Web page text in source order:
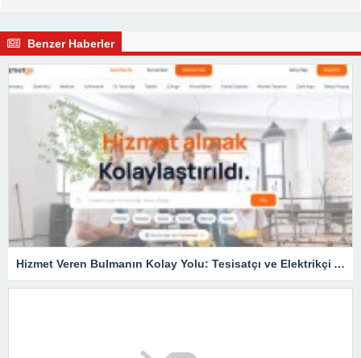
Benzer Haberler
Hizmet Veren Bulmanın Kolay Yolu: Tesisatçı ve Elektrikçi Ararken Nelere Dikkat Edilmeli?